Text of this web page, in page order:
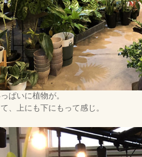
ぱいに植物が。
、上にも下にもって感じ。